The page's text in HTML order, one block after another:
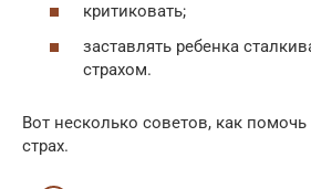
критиковать;
заставлять ребенка
страхом.
Вот несколько советов, как помочь
страх.